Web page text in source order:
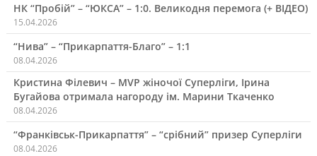
НК “Пробій” – “ЮКСА” – 1:0. Великодня перемога (+ ВІДЕО)
15.04.2026
“Нива” – “Прикарпаття-Благо” – 1:1
08.04.2026
Кристина Філевич – MVP жіночої Суперліги, Ірина
Бугайова отримала нагороду ім. Марини Ткаченко
08.04.2026
“Франківськ-Прикарпаття” – “срібний” призер Суперліги
08.04.2026